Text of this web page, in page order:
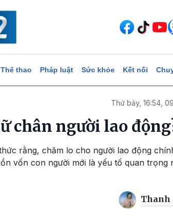
Thể thao Pháp luật Sức khỏe Kết nối
Thứ bảy, 16:54,
chân người lao
rằng, chăm lo cho người lao động
vốn con người mới là yếu tố quan trọng
Thanh